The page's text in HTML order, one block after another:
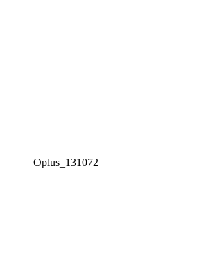
Oplus_131072